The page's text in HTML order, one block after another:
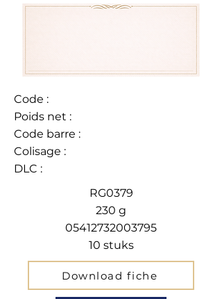
Code :
Poids net :
Code barre :
Colisage :
DLC :
RG0379
230 g
05412732003795
10 stuks
Download fiche